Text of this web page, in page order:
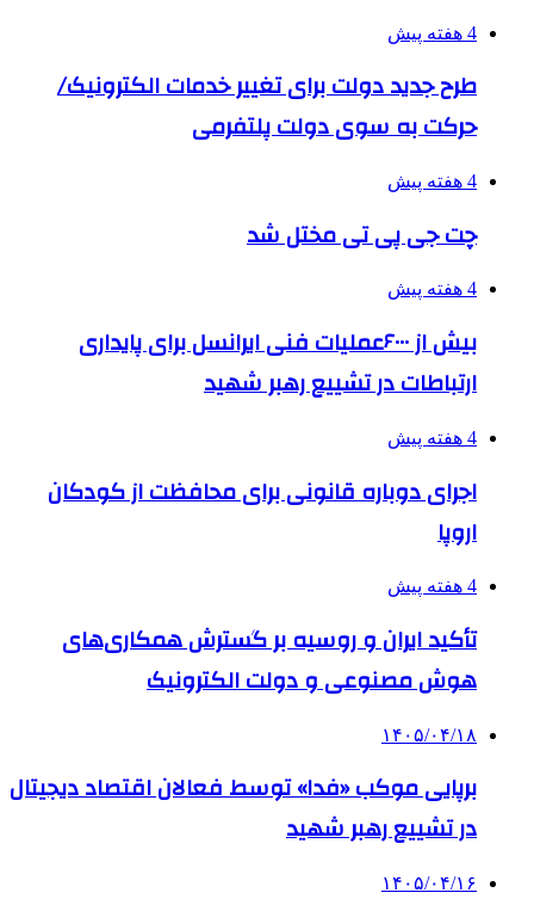
4 هفته پیش
طرح جدید دولت برای تغییر خدمات الکترونیک/
حرکت به سوی دولت پلتفرمی
4 هفته پیش
چت جی پی تی مختل شد
4 هفته پیش
بیش از ۶۰۰۰عملیات فنی ایرانسل برای پایداری
ارتباطات در تشییع رهبر شهید
4 هفته پیش
اجرای دوباره قانونی برای محافظت از کودکان
اروپا
4 هفته پیش
تأکید ایران و روسیه بر گسترش همکاری‌های
هوش مصنوعی و دولت الکترونیک
۱۴۰۵/۰۴/۱۸
برپایی موکب «فدا» توسط فعالان اقتصاد دیجیتال
در تشییع رهبر شهید
۱۴۰۵/۰۴/۱۶